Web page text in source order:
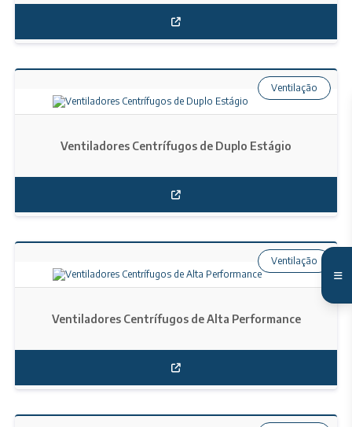
Ventiladores Centrífugos de Duplo Estágio
Ventilação
Ventiladores Centrífugos de Alta Performance
Ventilação